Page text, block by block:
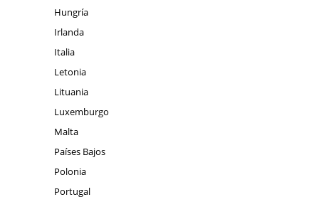
Hungría
Irlanda
Italia
Letonia
Lituania
Luxemburgo
Malta
Países Bajos
Polonia
Portugal